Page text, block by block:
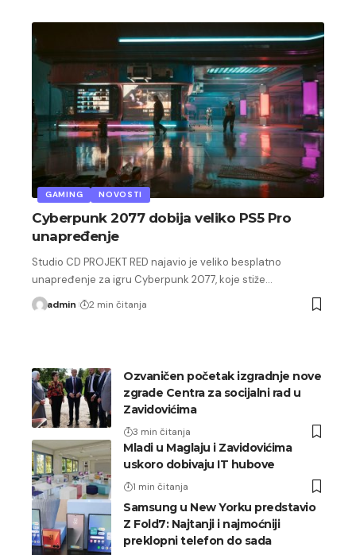
GAMING NOVOSTI
Cyberpunk 2077 dobija veliko PS5 Pro
unapređenje
Studio CD PROJEKT RED najavio je veliko besplatno
unapređenje za igru Cyberpunk 2077, koje stiže…
admin 2 min čitanja
Ozvaničen početak izgradnje nove
zgrade Centra za socijalni rad u
Zavidovićima
3 min čitanja
Mladi u Maglaju i Zavidovićima
uskoro dobivaju IT hubove
1 min čitanja
Samsung u New Yorku predstavio
Z Fold7: Najtanji i najmoćniji
preklopni telefon do sada